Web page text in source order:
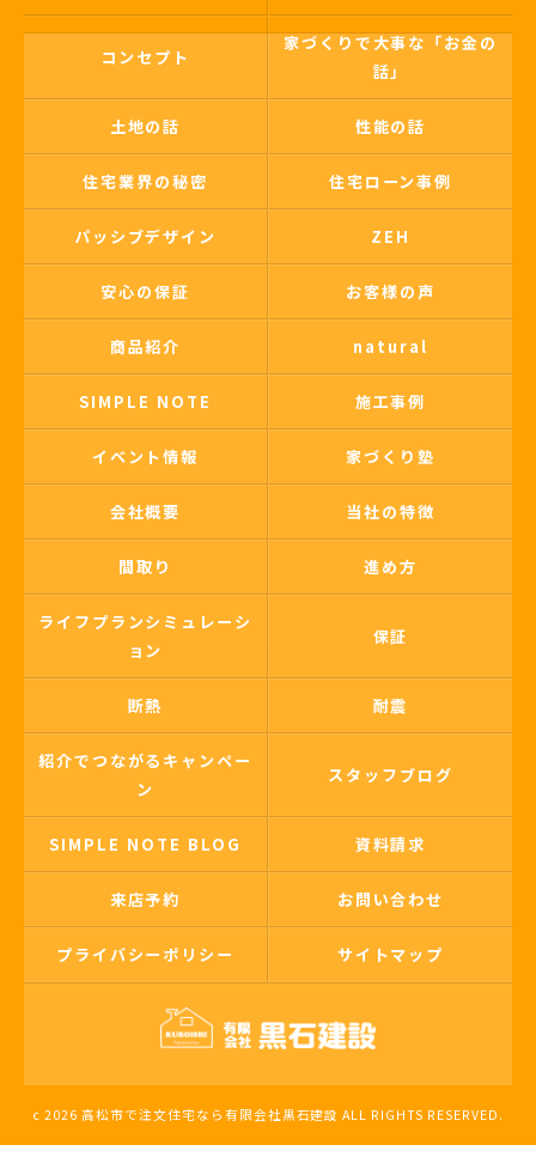
コンセプト
家づくりで大事な「お金の
話」
土地の話 性能の話
住宅業界の秘密 住宅ローン事例
パッシブデザイン ZEH
安心の保証 お客様の声
商品紹介 natural
SIMPLE NOTE 施工事例
イベント情報 家づくり塾
会社概要 当社の特徴
間取り 進め方
ライフプランシミュレーシ
ョン
保証
断熱 耐震
紹介でつながるキャンペー
ン
スタッフブログ
SIMPLE NOTE BLOG 資料請求
来店予約 お問い合わせ
プライバシーポリシー サイトマップ
c 2026 高松市で注文住宅なら有限会社黒石建設 ALL RIGHTS RESERVED.